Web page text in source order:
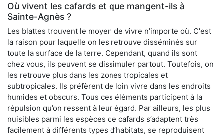
Où vivent les cafards et que mangent-ils à
Sainte-Agnès ?
Les blattes trouvent le moyen de vivre n’importe où. C'est
la raison pour laquelle on les retrouve disséminés sur
toute la surface de la terre. Cependant, quand ils sont
chez vous, ils peuvent se dissimuler partout. Toutefois, on
les retrouve plus dans les zones tropicales et
subtropicales. Ils préfèrent de loin vivre dans les endroits
humides et obscurs. Tous ces éléments participent à la
répulsion qu’on ressent à leur égard. Par ailleurs, les plus
nuisibles parmi les espèces de cafards s’adaptent très
facilement à différents types d’habitats, se reproduisent